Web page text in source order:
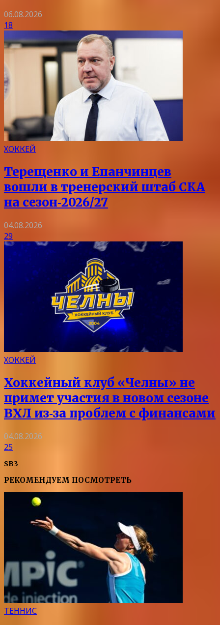
06.08.2026
18
ХОККЕЙ
Терещенко и Епанчинцев
вошли в тренерский штаб СКА
на сезон‑2026/27
04.08.2026
29
ХОККЕЙ
Хоккейный клуб «Челны» не
примет участия в новом сезоне
ВХЛ из‑за проблем с финансами
04.08.2026
25
SB3
РЕКОМЕНДУЕМ ПОСМОТРЕТЬ
ТЕННИС